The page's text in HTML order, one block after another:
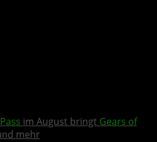
im August bringt Gears of
mehr